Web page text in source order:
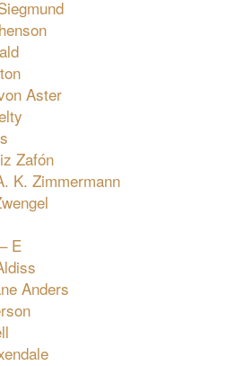
Aster
Zafón
K. Zimmermann
E
Anders